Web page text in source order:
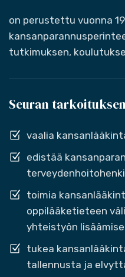
on perustettu vuonna
tutkimuksen,
Seuran
vaalia
edistää
toimia
oppilääketieteen
yhteistyön
tukea
tallennusta ja